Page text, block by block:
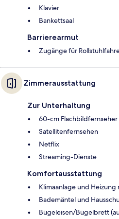
Klavier
Bankettsaal
Barrierearmut
Zugänge für
Zimmerausstattung
Zur Unterhaltung
60-cm Flachbildfernseher
Satellitenfernsehen
Netflix
Streaming-Dienste
Komfortausstattung
Klimaanlage und
Bademäntel und
Bügeleisen/Bügelbrett